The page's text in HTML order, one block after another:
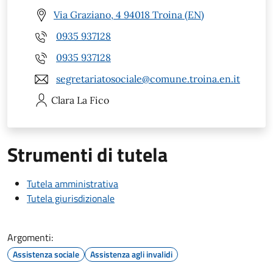
Via Graziano, 4 94018 Troina (EN)
0935 937128
0935 937128
segretariatosociale@comune.troina.en.it
Clara La Fico
Strumenti di tutela
Tutela amministrativa
Tutela giurisdizionale
Argomenti:
Assistenza sociale Assistenza agli invalidi